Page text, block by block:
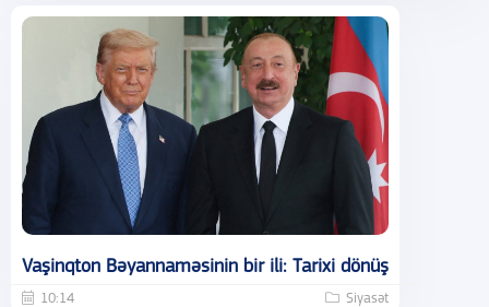
Vaşinqton Bəyannaməsinin bir ili: Tarixi dönüş
10:14 Siyasət